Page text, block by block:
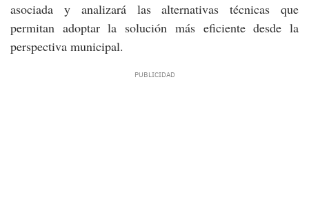
asociada y analizará las alternativas técnicas que
permitan adoptar la solución más eficiente desde la
perspectiva municipal.